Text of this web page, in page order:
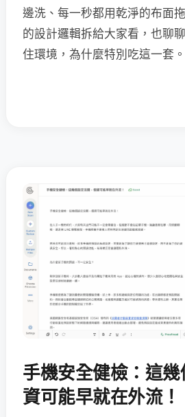
邊洗、每一秒都用乾淨的布面
的設計邏輯拆給大家看，也聊
住環境，為什麼特別吃這一套。
手機安全健檢：這
資可能早就在外流！